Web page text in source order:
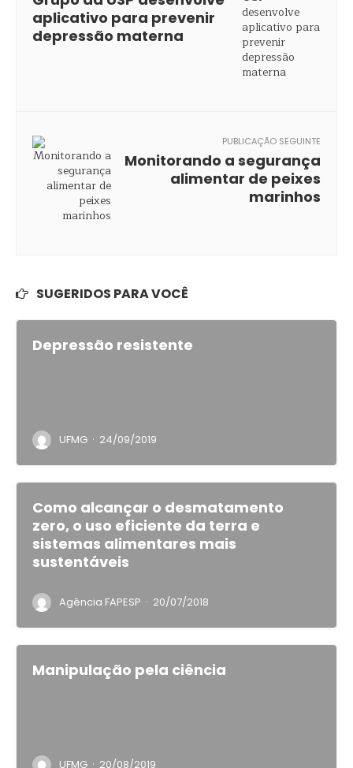
aplicativo para prevenir
depressão materna
PUBLICAÇÃO SEGUINTE
Monitorando a segurança
alimentar de peixes
marinhos
SUGERIDOS PARA VOCÊ
Depressão resistente
UFMG · 24/09/2019
Como alcançar o desmatamento
zero, o uso eficiente da terra e
sistemas alimentares mais
sustentáveis
Agência FAPESP · 20/07/2018
Manipulação pela ciência
UFMG 20/08/2019